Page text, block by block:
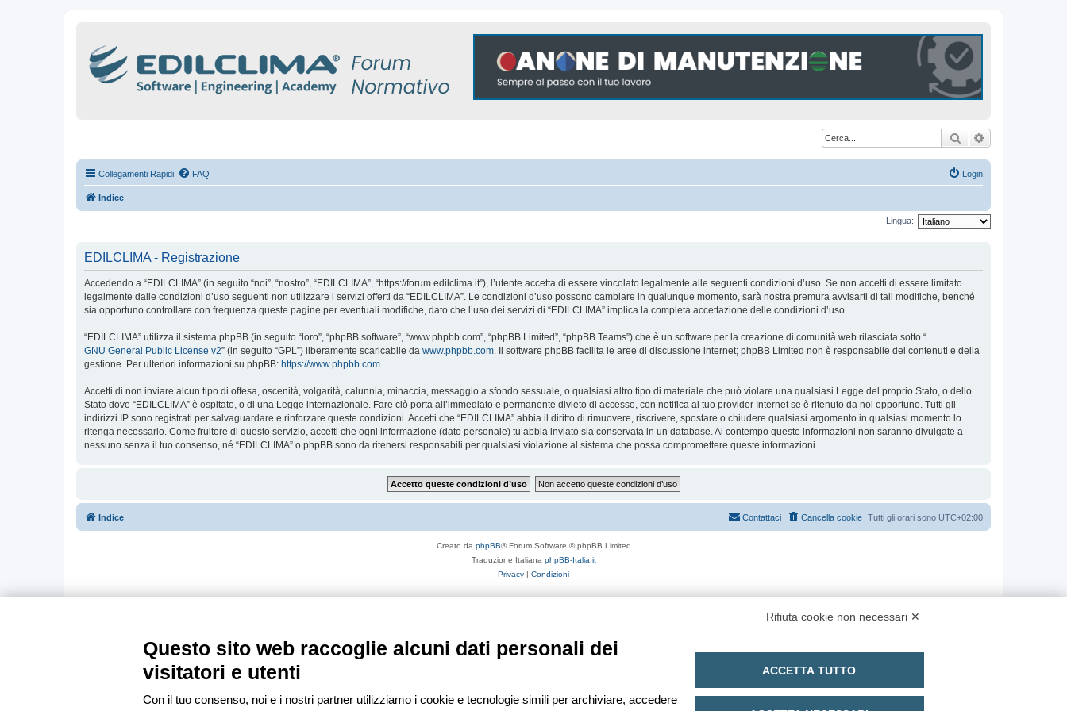
Cerca
Collegamenti Rapidi FAQ Login
Indice
Lingua:
EDILCLIMA - Registrazione
Accedendo a “EDILCLIMA” (in seguito “noi”, “nostro”, “EDILCLIMA”, “https://forum.edilclima.it”), l’utente accetta di essere vincolato legalmente alle seguenti condizioni d’uso. Se non accetti di essere limitato
legalmente dalle condizioni d’uso seguenti non utilizzare i servizi offerti da “EDILCLIMA”. Le condizioni d’uso possono cambiare in qualunque momento, sarà nostra premura avvisarti di tali modifiche, benché
sia opportuno controllare con frequenza queste pagine per eventuali modifiche, dato che l’uso dei servizi di “EDILCLIMA” implica la completa accettazione delle condizioni d’uso.
“EDILCLIMA” utilizza il sistema phpBB (in seguito “loro”, “phpBB software”, “www.phpbb.com”, “phpBB Limited”, “phpBB Teams”) che è un software per la creazione di comunità web rilasciata sotto “
GNU General Public License v2” (in seguito “GPL”) liberamente scaricabile da www.phpbb.com . Il software phpBB facilita le aree di discussione internet; phpBB Limited non è responsabile dei contenuti e della
gestione. Per ulteriori informazioni su phpBB: https://www.phpbb.com
Accetti di non inviare alcun tipo di offesa, oscenità, volgarità, calunnia, minaccia, messaggio a sfondo sessuale, o qualsiasi altro tipo di materiale che può violare una qualsiasi Legge del proprio Stato, o dello
Stato dove “EDILCLIMA” è ospitato, o di una Legge internazionale. Fare ciò porta all’immediato e permanente divieto di accesso, con notifica al tuo provider Internet se è ritenuto da noi opportuno. Tutti gli
indirizzi IP sono registrati per salvaguardare e rinforzare queste condizioni. Accetti che “EDILCLIMA” abbia il diritto di rimuovere, riscrivere, spostare o chiudere qualsiasi argomento in qualsiasi momento lo
ritenga necessario. Come fruitore di questo servizio, accetti che ogni informazione (dato personale) tu abbia inviato sia conservata in un database. Al contempo queste informazioni non saranno divulgate a
nessuno senza il tuo consenso, né “EDILCLIMA” o phpBB sono da ritenersi responsabili per qualsiasi violazione al sistema che possa compromettere queste informazioni.
Indice Tutti gli orari sono UTC+02:00
Cancella cookie
Contattaci
Creato da phpBB® Forum Software © phpBB Limited
Traduzione Italiana phpBB-Italia.it
Privacy | Condizioni
Rifiuta cookie non necessari ✕
Questo sito web raccoglie alcuni dati personali dei
visitatori e utenti
Con il tuo consenso, noi e i nostri partner utilizziamo i cookie e tecnologie simili per archiviare, accedere
ACCETTA TUTTO